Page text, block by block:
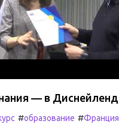
— в Диснейленд
#образование #Франция